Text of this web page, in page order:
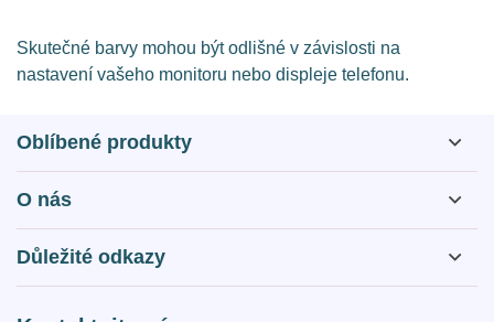
Skutečné barvy mohou být odlišné v závislosti na
nastavení vašeho monitoru nebo displeje telefonu.
Oblíbené produkty
O nás
O nás
Otázky a odpovědi
Důležité odkazy